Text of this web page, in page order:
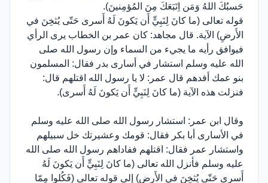
حَسبُكَ اللهُ وَمَن اِتَبَعَكَ مِنَ المُؤمِنينَ).
قوله تعالى (ما كانَ لِنَبِيٍّ أَن يَكونَ لَهُ أَسرى حَتّى يُثخِنَ في
الأَرضِ) الآية. قال مجاهد: كان عمر بن الخطاب يرى الرأي
فيوافق رأيه ما يجيء من السماء وإن رسول الله صلى
الله عليه وسلم استشار في أسارى بدر فقال: المسلمون
بنو عمك أفدهم قال عمر: لا يا رسول الله اقتلهم قال:
فنزلت هذه الآية (ما كانَ لِنَبِيٍّ أَن يَكونَ لَهُ أَسرى).
وقال ابن عمر: استشار رسول الله صلى الله عليه وسلم
في الأسارى أبا بكر فقال: قومك وعشيرتك خل سبيلهم
واستشار عمر فقال: اقتلهم ففاداهم رسول الله صلى الله
عليه وسلم فأنزل الله تعالى (ما كانَ لِنَبِيٍّ أَن يَكونَ لَهُ
أَسرى حَتّى يُثخِنَ في الأَرضِ) إلى قوله تعالى (فَكُلوا مِمّا